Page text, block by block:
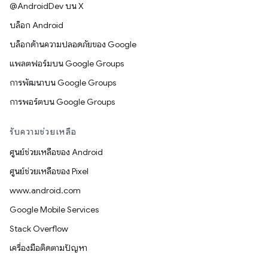
@AndroidDev บน X
บล็อก Android
บล็อกด้านความปลอดภัยของ Google
แพลตฟอร์มบน Google Groups
การพัฒนาบน Google Groups
การพอร์ตบน Google Groups
รับความช่วยเหลือ
ศูนย์ช่วยเหลือของ Android
ศูนย์ช่วยเหลือของ Pixel
www.android.com
Google Mobile Services
Stack Overflow
เครื่องมือติดตามปัญหา